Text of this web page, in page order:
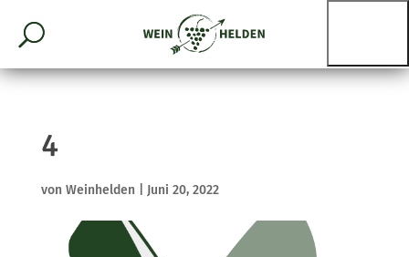
4
von Weinhelden Juni 20, 2022